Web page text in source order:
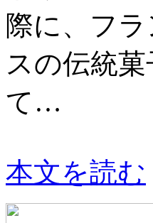
際に、フ
スの伝統
て…
本文を読む